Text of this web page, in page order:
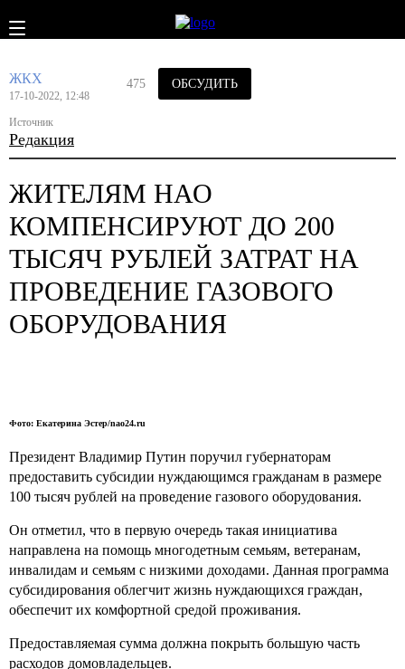
ЖКХ
17-10-2022, 12:48
Источник
Редакция
475 ОБСУДИТЬ
ЖИТЕЛЯМ НАО
КОМПЕНСИРУЮТ ДО 200
ТЫСЯЧ РУБЛЕЙ ЗАТРАТ НА
ПРОВЕДЕНИЕ ГАЗОВОГО
ОБОРУДОВАНИЯ
Фото: Екатерина Эстер/nao24.ru
Президент Владимир Путин поручил губернаторам
предоставить субсидии нуждающимся гражданам в размере
100 тысяч рублей на проведение газового оборудования.
Он отметил, что в первую очередь такая инициатива
направлена на помощь многодетным семьям, ветеранам,
инвалидам и семьям с низкими доходами. Данная программа
субсидирования облегчит жизнь нуждающихся граждан,
обеспечит их комфортной средой проживания.
Предоставляемая сумма должна покрыть большую часть
расходов домовладельцев.